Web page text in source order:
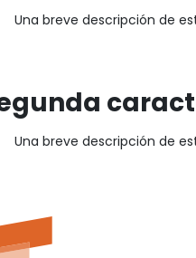
Una breve descripción de
Una breve descripción de